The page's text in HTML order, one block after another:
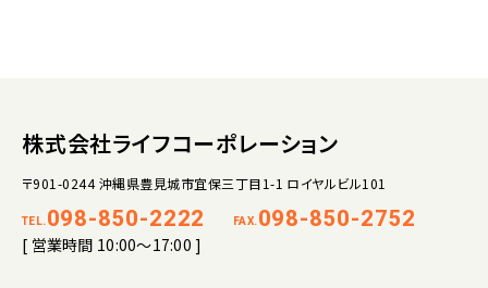
株式会社ライフコーポレーション
〒901-0244 沖縄県豊見城市宜保三丁目1-1 ロイヤルビル101
TEL. 098-850-2222 FAX. 098-850-2752
[ 営業時間 10:00～17:00 ]